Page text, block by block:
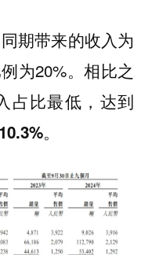
同期带来的收入为
为20%。相比之
占比最低，达到
。